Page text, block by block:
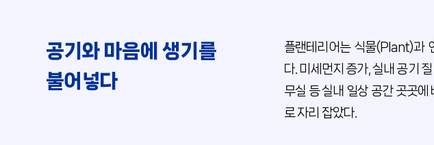
공기와 마음에 생기를
불어넣다
플랜테리어는 식물(Plant)과
다. 미세먼지 증가, 실내 공기
무실 등 실내 일상 공간 곳곳
로 자리 잡았다.